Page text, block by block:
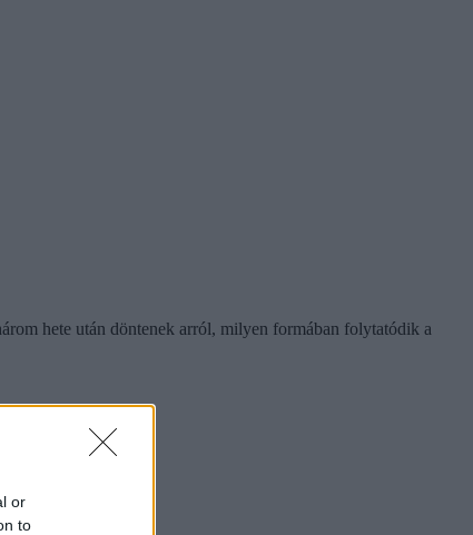
or
to
hete után döntenek arról, milyen formában folytatódik a